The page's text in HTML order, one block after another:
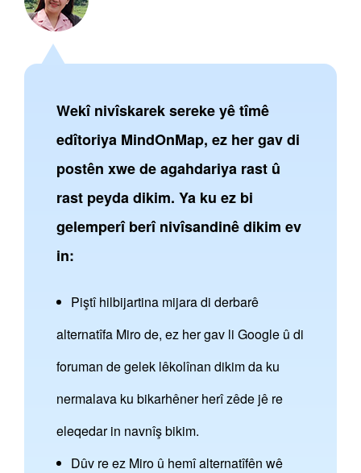
Wekî nivîskarek sereke yê tîmê
edîtoriya MindOnMap, ez her gav di
postên xwe de agahdariya rast û
rast peyda dikim. Ya ku ez bi
gelemperî berî nivîsandinê dikim ev
in:
Piştî hilbijartina mijara di derbarê
alternatîfa Miro de, ez her gav li Google û di
foruman de gelek lêkolînan dikim da ku
nermalava ku bikarhêner herî zêde jê re
eleqedar in navnîş bikim.
Dûv re ez Miro û hemî alternatîfên wê